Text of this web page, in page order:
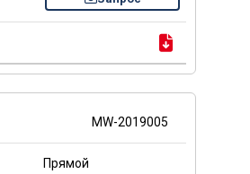
MW-2019005
Прямой